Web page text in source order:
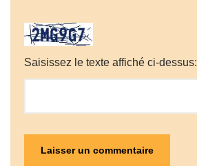
Saisissez le texte affiché ci-dessus: